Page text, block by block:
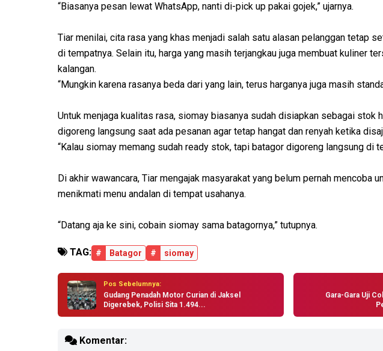
“Biasanya pesan lewat WhatsApp, nanti di-pick up pakai gojek,” ujarnya.
Tiar menilai, cita rasa yang khas menjadi salah satu alasan pelanggan tetap
di tempatnya. Selain itu, harga yang masih terjangkau juga membuat kuliner
kalangan.
“Mungkin karena rasanya beda dari yang lain, terus harganya juga masih
Untuk menjaga kualitas rasa, siomay biasanya sudah disiapkan sebagai stok
digoreng langsung saat ada pesanan agar tetap hangat dan renyah ketika
“Kalau siomay memang sudah ready stok, tapi batagor digoreng langsung di
Di akhir wawancara, Tiar mengajak masyarakat yang belum pernah mencoba
menikmati menu andalan di tempat usahanya.
“Datang aja ke sini, cobain siomay sama batagornya,” tutupnya.
TAG: # Batagor # siomay
Pos Sebelumnya:
Gudang Penadah Motor Curian di Jaksel
Digerebek, Polisi Sita 1.494...
Gara-Gara Uji
Komentar: